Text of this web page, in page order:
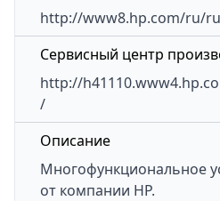
http://www8.hp.com/ru/
Сервисный центр
http://
/
Описание
Многофункциональное
от компании HP.